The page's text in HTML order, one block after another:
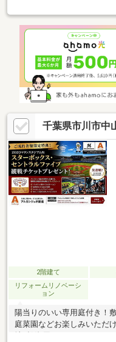
千葉県市川市中
2階建て
リフォームリノベーシ
ョン
陽当りのいい専用庭付き！
庭菜園などお楽しみいただ